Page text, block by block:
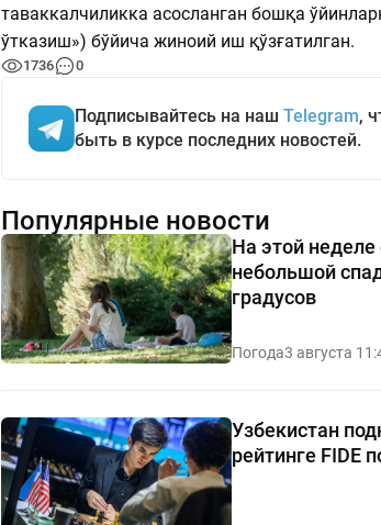
таваккалчиликка асосланган бошқа
ўтказиш») бўйича жиноий иш қўзғатилган.
1736 0
Подписывайтесь на наш Telegram,
быть в курсе последних новостей.
Популярные новости
На этой
небольшой
градусов
Погода3 августа
Узбекистан
рейтинге FIDE